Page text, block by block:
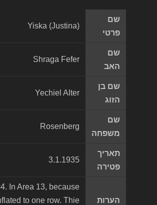
שם
פרטי
Yiska (Justina)
שם
האב
Shraga Fefer
שם בן
הזוג
Yechiel Alter
שם
משפחה
Rosenberg
תאריך
פטירה
3.1.1935
הערות
In Area 13, because
to one row. Thie